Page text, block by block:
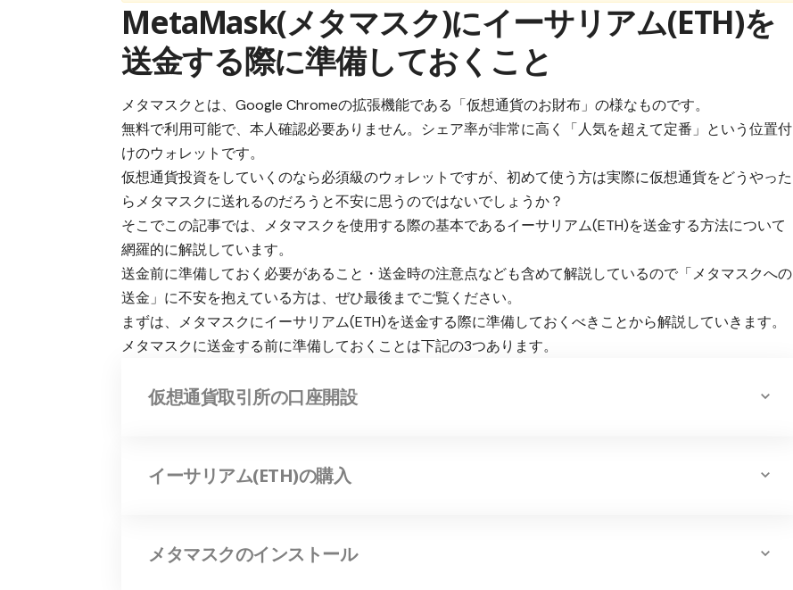
MetaMask(メタマスク)にイーサリアム(ETH)を
送金する際に準備しておくこと
メタマスクとは、Google Chromeの拡張機能である「仮想通貨のお財布」の様なものです。
無料で利用可能で、本人確認必要ありません。 シェア率が非常に高く「人気を超えて定番」という位置付
けのウォレット です。
仮想通貨投資をしていくのなら必須級のウォレットですが、初めて使う方は実際に仮想通貨をどうやった
らメタマスクに送れるのだろうと不安に思うのではないでしょうか？
そこでこの記事では、メタマスクを使用する際の基本であるイーサリアム(ETH)を送金する方法について
網羅的に解説しています。
送金前に準備しておく必要があること・送金時の注意点なども含めて解説しているので「メタマスクへの
送金」に不安を抱えている方は、ぜひ最後までご覧ください。
まずは、メタマスクにイーサリアム(ETH)を送金する際に準備しておくべきことから解説していきます。
メタマスクに送金する前に準備しておくことは下記の3つあります。
仮想通貨取引所の口座開設
イーサリアム(ETH)の購入
メタマスクのインストール